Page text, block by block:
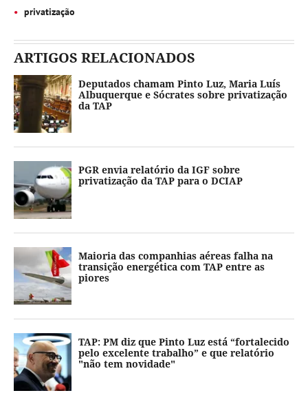
privatização
ARTIGOS RELACIONADOS
Deputados chamam Pinto Luz, Maria Luís
Albuquerque e Sócrates sobre privatização
da TAP
PGR envia relatório da IGF sobre
privatização da TAP para o DCIAP
Maioria das companhias aéreas falha na
transição energética com TAP entre as
piores
TAP: PM diz que Pinto Luz está “fortalecido
pelo excelente trabalho” e que relatório
"não tem novidade"